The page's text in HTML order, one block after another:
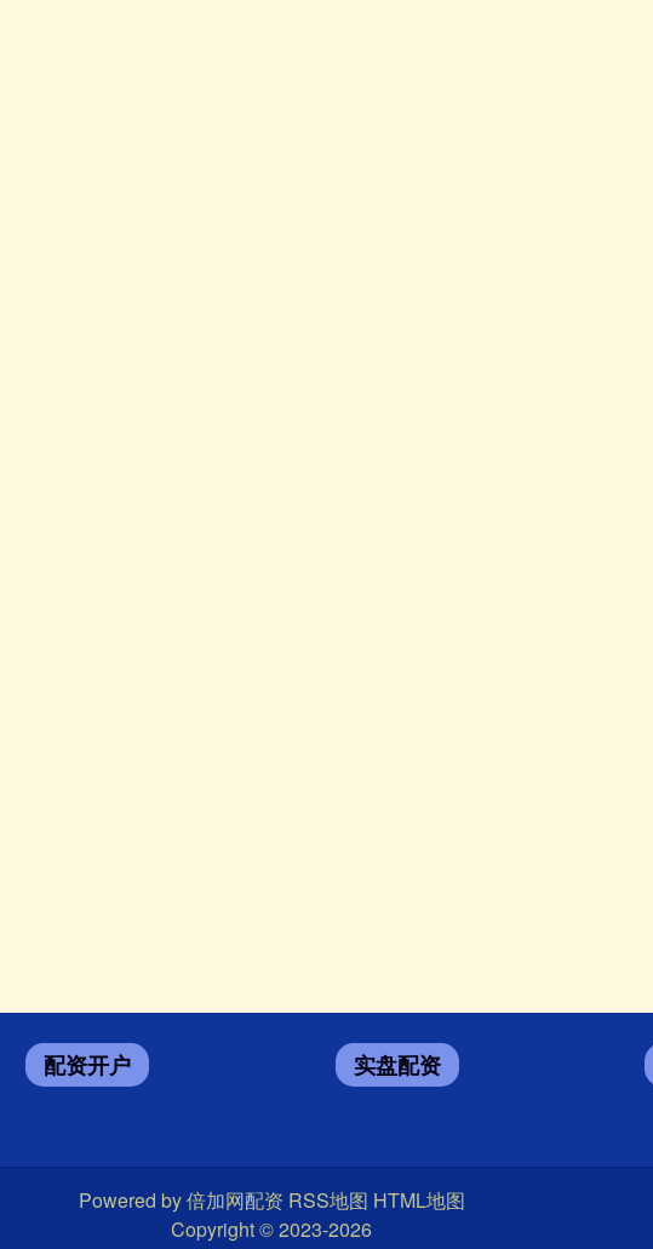
配资开户 实盘配资
Powered by倍加网配资 RSS地图 HTML地图
Copyright© 2023-2026